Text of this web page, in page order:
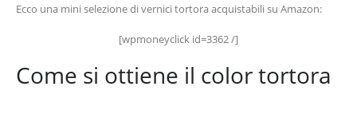
Ecco una mini selezione di vernici tortora acquistabili su Amazon:
[wpmoneyclick id=3362 /]
Come si ottiene il color tortora